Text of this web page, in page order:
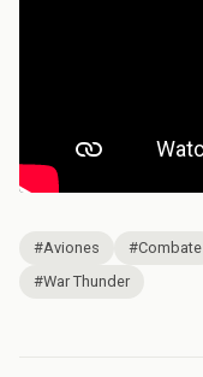
#Aviones #Combate
#War Thunder